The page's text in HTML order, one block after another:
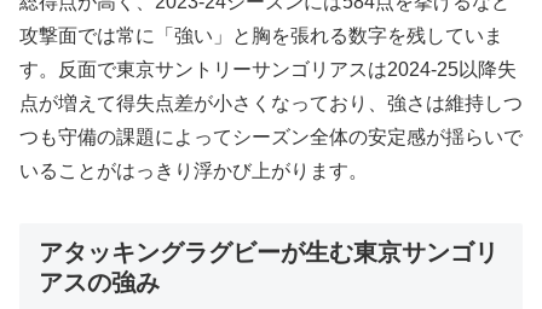
攻撃面では常に「強い」と胸を張れる数字を残していま
す。反面で東京サントリーサンゴリアスは2024-25以降失
点が増えて得失点差が小さくなっており、強さは維持しつ
つも守備の課題によってシーズン全体の安定感が揺らいで
いることがはっきり浮かび上がります。
アタッキングラグビーが生む東京サンゴリ
アスの強み